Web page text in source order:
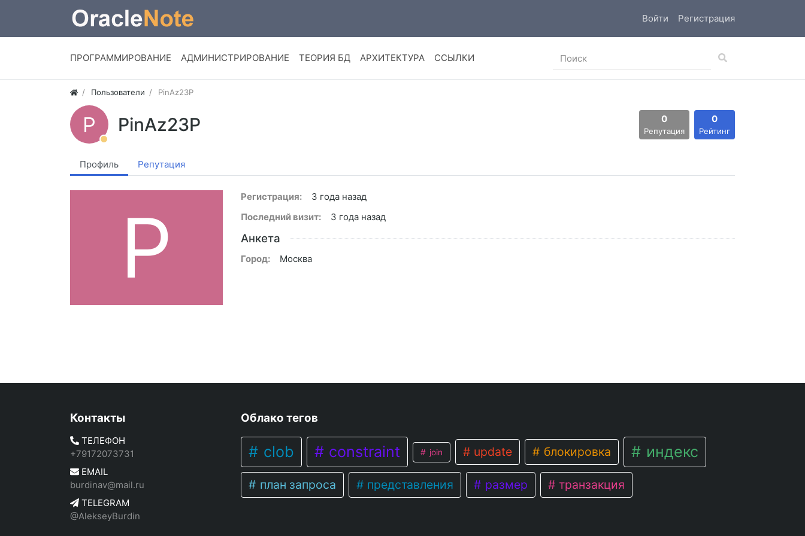
Войти Регистрация
ПРОГРАММИРОВАНИЕ АДМИНИСТРИРОВАНИЕ ТЕОРИЯ БД АРХИТЕКТУРА ССЫЛКИ
Пользователи PinAz23P
P PinAz23P 0
Репутация
0
Рейтинг
Профиль Репутация
P
Регистрация:
3 года назад
Последний визит:
3 года назад
Анкета
Город: Москва
Контакты
ТЕЛЕФОН
+79172073731
EMAIL
burdinav@mail.ru
TELEGRAM
@AlekseyBurdin
Облако тегов
clob constraint join update блокировка индекс
план запроса представления размер транзакция